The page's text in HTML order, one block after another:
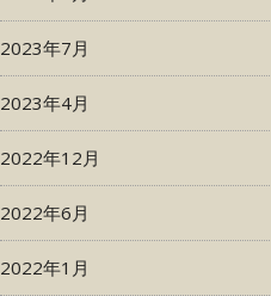
2023年7月
2023年4月
2022年12月
2022年6月
2022年1月